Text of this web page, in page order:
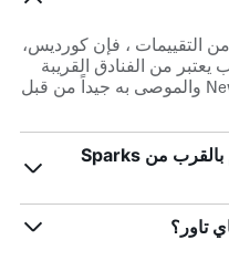
بنقاط تقييم تبلغ 8.7 / 10 من 4,849 من التقييمات ، فإن كورديس،
يعتبر من الفنادق القريبة
من New Zealand Maritime Museum والموصى به جيداً من قبل
ما هو الفندق الجيد في ساندرينجهام بالقرب من Sparks
تاور؟